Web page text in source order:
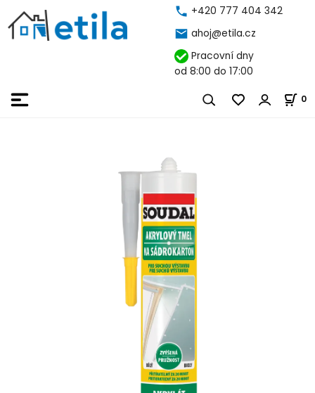
+420 777 404 342
ahoj@etila.cz
Pracovní dny
od 8:00 do 17:00
0